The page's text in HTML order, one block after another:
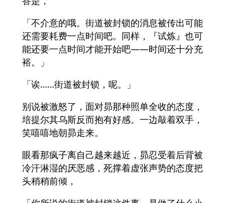
「不介意的哦。街道被封锁的消息被传出可能
还需要耗费一点时间吧。同样，『试炼』也可
能还要一点时间才能开始吧——时间还十分充
裕。」
「诶……街道被封锁，呢。」
别说被激怒了，面对昴那种照单全收的态度，
培提尔其乌斯反而抱有好感。一边敲着双手，
笑嘻嘻地朝昴走来。
眼看那疯子离自己越来越近，昴忍受着后背被
冷汗淋湿的厌恶感，死撑着虚张声势的态度把
头稍稍前倾，